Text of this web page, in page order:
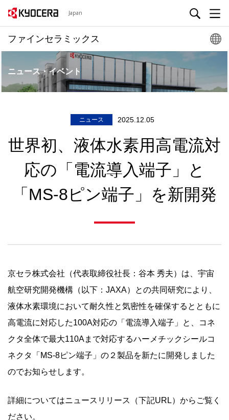
Japan
ファインセラミックス
ニュース・イベント
ニュース 2025.12.05
世界初、液体水素用高電流対
応の「電流導入端子」と
「MS-8ピン端子」を新開発
京セラ株式会社（代表取締役社長：谷本 秀夫）は、宇宙
航空研究開発機構（以下：JAXA）との共同研究により、
液体水素環境において耐久性と気密性を確保するとともに
高電流に対応した100A対応の「電流導入端子」と、コネ
クタ全体で最大110Aまで対応するハーメチックシールコ
ネクタ「MS-8ピン端子」の２製品を新たに開発しました
のでお知らせします。
詳細についてはニュースリリース（下記URL）からご覧く
ださい。